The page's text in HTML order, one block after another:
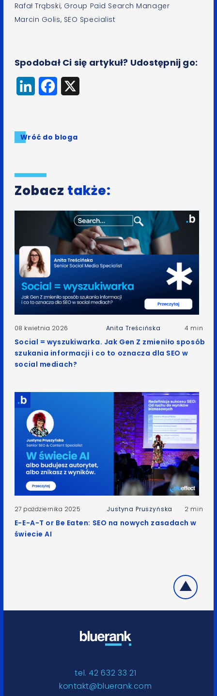
Rafał Trąbski, Group Paid Search Manager
Marcin Golis, SEO Specialist
Spodobał Ci się artykuł? Udostępnij go:
LinkedInFacebook
Wróć do bloga
Zobacz także:
08 kwietnia 2026 Anita Treścińska 4 min
Social = wyszukiwarka. Jak Gen Z zmieniło sposób
szukania informacji i co to oznacza dla SEO w
social mediach?
27 października 2025 Justyna Pruszyńska 2 min
E-E-A-T or Be Eaten: SEO na nowych zasadach w
świecie AI
tel. 42 632 33 21
kontakt@bluerank.com